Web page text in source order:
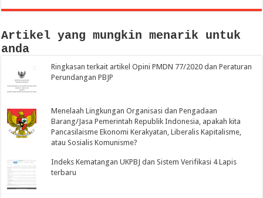
Artikel yang mungkin menarik untuk
anda
Ringkasan terkait artikel Opini PMDN 77/2020 dan Peraturan
Perundangan PBJP
Menelaah Lingkungan Organisasi dan Pengadaan
Barang/Jasa Pemerintah Republik Indonesia, apakah kita
Pancasilaisme Ekonomi Kerakyatan, Liberalis Kapitalisme,
atau Sosialis Komunisme?
Indeks Kematangan UKPBJ dan Sistem Verifikasi 4 Lapis
terbaru